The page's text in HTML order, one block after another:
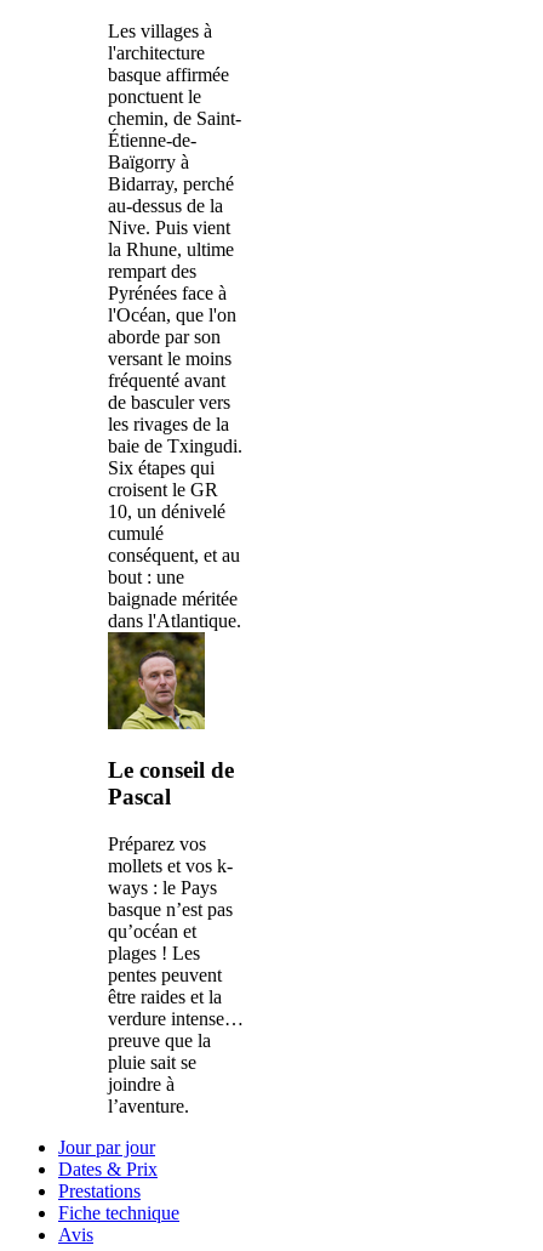
Les villages à
l'architecture
basque affirmée
ponctuent le
chemin, de Saint-
Étienne-de-
Baïgorry à
Bidarray, perché
au-dessus de la
Nive. Puis vient
la Rhune, ultime
rempart des
Pyrénées face à
l'Océan, que l'on
aborde par son
versant le moins
fréquenté avant
de basculer vers
les rivages de la
baie de Txingudi.
Six étapes qui
croisent le GR
10, un dénivelé
cumulé
conséquent, et au
bout : une
baignade méritée
dans l'Atlantique.
Le conseil de
Pascal
Préparez vos
mollets et vos k-
ways : le Pays
basque n’est pas
qu’océan et
plages ! Les
pentes peuvent
être raides et la
verdure intense…
preuve que la
pluie sait se
joindre à
l’aventure.
Jour par jour
Dates & Prix
Prestations
Fiche technique
Avis